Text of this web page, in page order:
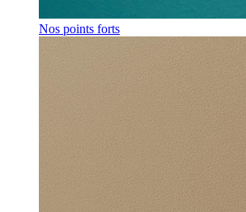
Nos points forts